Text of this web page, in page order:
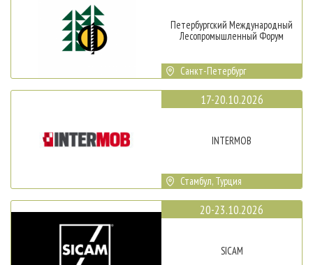
Петербургский Международный
Лесопромышленный Форум
Санкт-Петербург
17-20.10.2026
INTERMOB
Стамбул, Турция
20-23.10.2026
SICAM